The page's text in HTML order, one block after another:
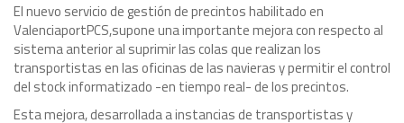
El nuevo servicio de gestión de precintos habilitado en
ValenciaportPCS,supone una importante mejora con respecto al
sistema anterior al suprimir las colas que realizan los
transportistas en las oficinas de las navieras y permitir el control
del stock informatizado -en tiempo real- de los precintos.
Esta mejora, desarrollada a instancias de transportistas y